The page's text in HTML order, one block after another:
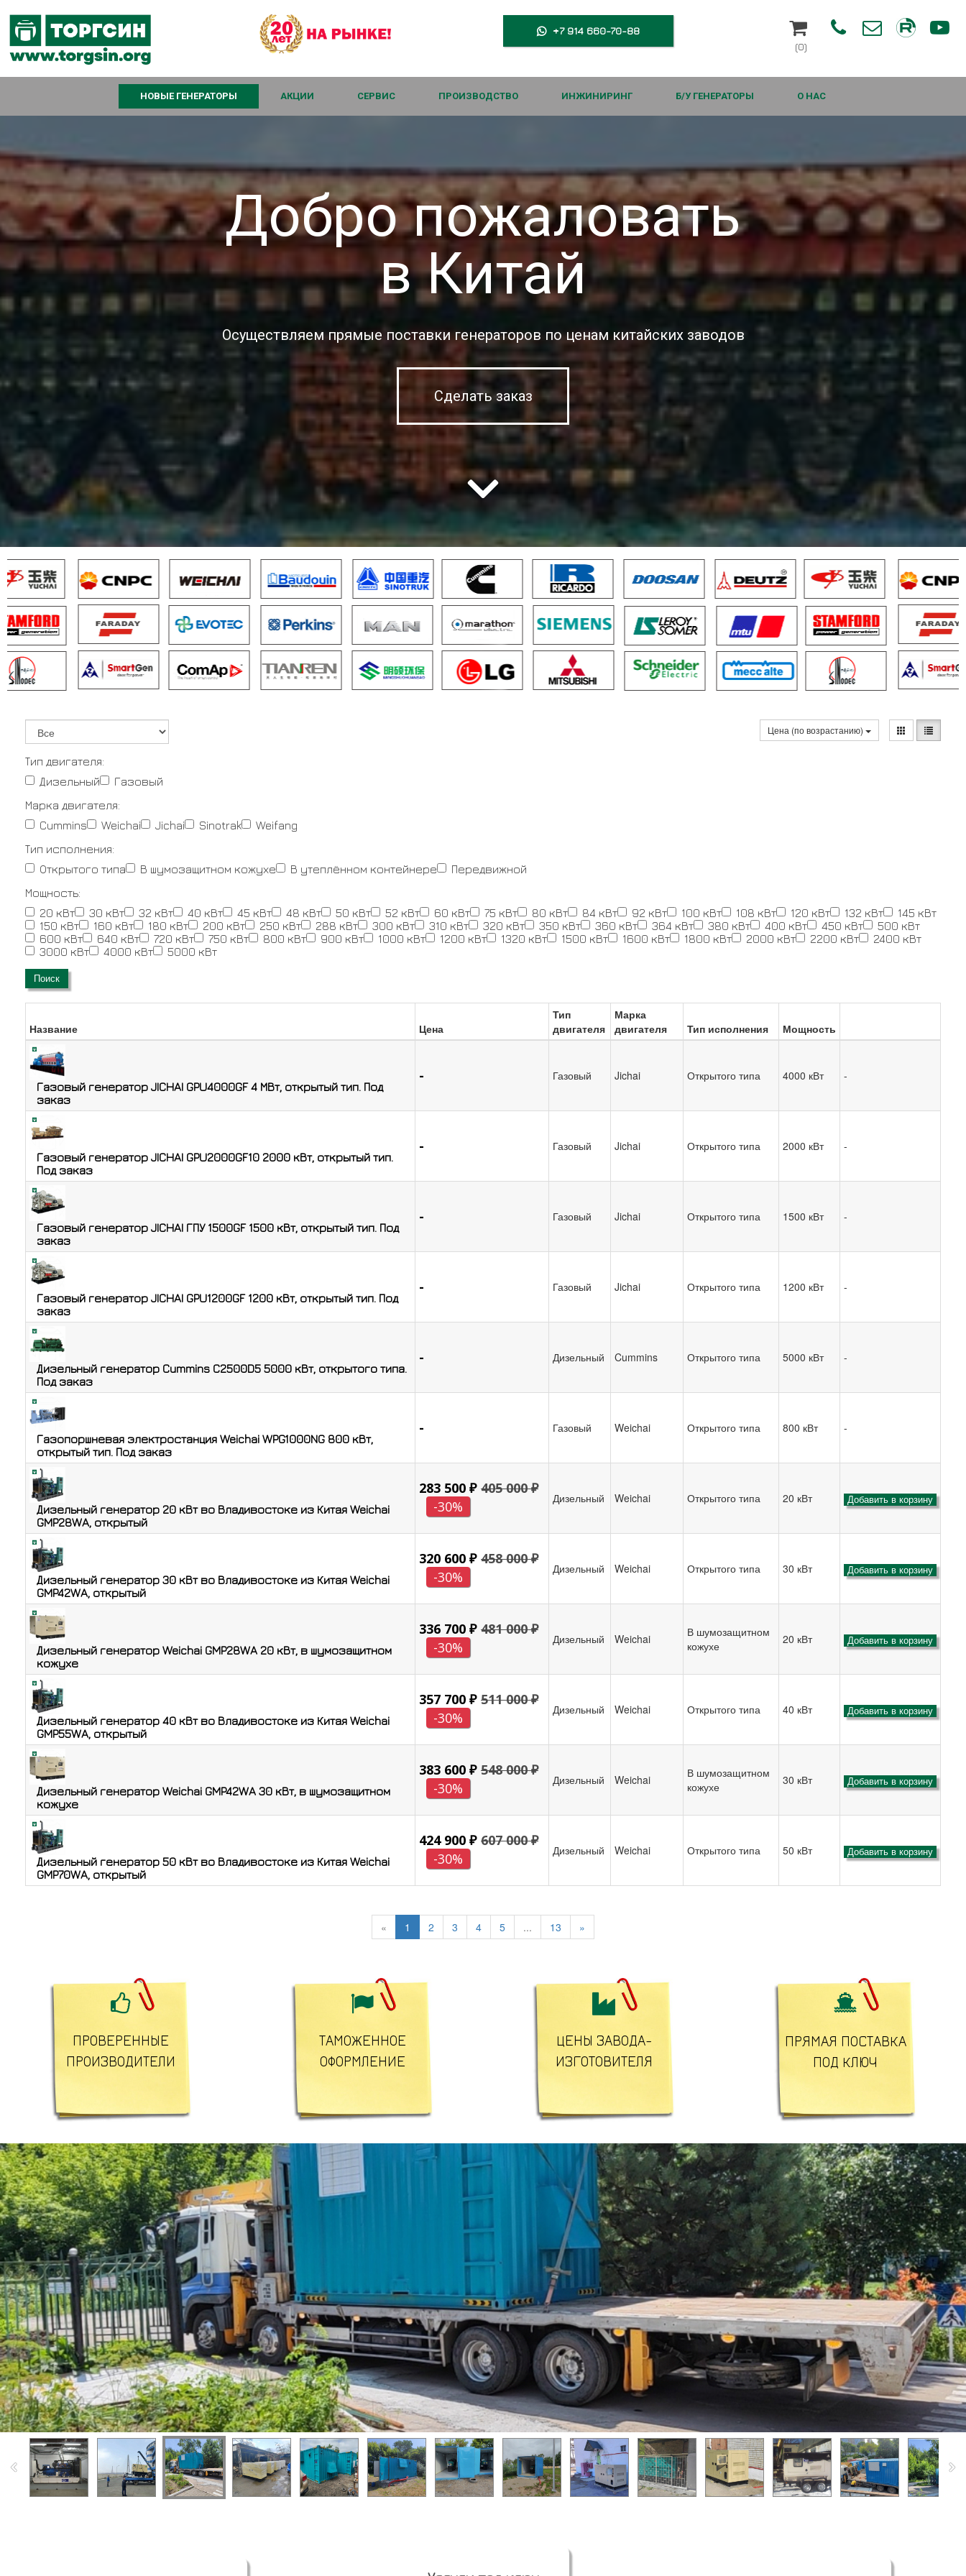
 +7 914 660-70-88 
(0)
  
НОВЫЕ ГЕНЕРАТОРЫ АКЦИИ СЕРВИС ПРОИЗВОДСТВО ИНЖИНИРИНГ Б/У ГЕНЕРАТОРЫ О НАС
Добро пожаловать
в Китай
Осуществляем прямые поставки генераторов по ценам китайских заводов
Сделать заказ
Цена (по возрастанию)
Тип двигателя:
Дизельный
Газовый
Марка двигателя:
Cummins
Weichai Jichai Sinotrak
Weifang
Тип исполнения:
Открытого типа
В шумозащитном кожухе В утеплённом контейнере
Передвижной
Мощность:
20 кВт
30 кВт 32 кВт 40 кВт 45 кВт 48 кВт 50 кВт 52 кВт 60 кВт 75 кВт 80 кВт 84 кВт 92 кВт 100 кВт 108 кВт 120 кВт 132 кВт
145 кВт
150 кВт
160 кВт 180 кВт 200 кВт 250 кВт 288 кВт 300 кВт 310 кВт 320 кВт 350 кВт 360 кВт 364 кВт 380 кВт 400 кВт 450 кВт
500 кВт
600 кВт
640 кВт 720 кВт 750 кВт 800 кВт 900 кВт 1000 кВт 1200 кВт 1320 кВт 1500 кВт 1600 кВт 1800 кВт 2000 кВт 2200 кВт
2400 кВт
3000 кВт
4000 кВт 5000 кВт
Поиск
Название Цена
Тип
двигателя
Марка
двигателя
Тип исполнения Мощность
Газовый генератор JICHAI GPU4000GF 4 МВт, открытый тип. Под
заказ
- Газовый Jichai Открытого типа 4000 кВт -
Газовый генератор JICHAI GPU2000GF10 2000 кВт, открытый тип.
Под заказ
- Газовый Jichai Открытого типа 2000 кВт -
Газовый генератор JICHAI ГПУ 1500GF 1500 кВт, открытый тип. Под
заказ
- Газовый Jichai Открытого типа 1500 кВт -
Газовый генератор JICHAI GPU1200GF 1200 кВт, открытый тип. Под
заказ
- Газовый Jichai Открытого типа 1200 кВт -
Дизельный генератор Cummins C2500D5 5000 кВт, открытого типа.
Под заказ
- Дизельный Cummins Открытого типа 5000 кВт -
Газопоршневая электростанция Weichai WPG1000NG 800 кВт,
открытый тип. Под заказ
- Газовый Weichai Открытого типа 800 кВт -
Дизельный генератор 20 кВт во Владивостоке из Китая Weichai
GMP28WA, открытый
283 500 ₽ 405 000 ₽
-30%
Дизельный Weichai Открытого типа 20 кВт Добавить в корзину
Дизельный генератор 30 кВт во Владивостоке из Китая Weichai
GMP42WA, открытый
320 600 ₽ 458 000 ₽
-30%
Дизельный Weichai Открытого типа 30 кВт Добавить в корзину
Дизельный генератор Weichai GMP28WA 20 кВт, в шумозащитном
кожухе
336 700 ₽ 481 000 ₽
-30%
Дизельный Weichai
В шумозащитном
кожухе
20 кВт Добавить в корзину
Дизельный генератор 40 кВт во Владивостоке из Китая Weichai
GMP55WA, открытый
357 700 ₽ 511 000 ₽
-30%
Дизельный Weichai Открытого типа 40 кВт Добавить в корзину
Дизельный генератор Weichai GMP42WA 30 кВт, в шумозащитном
кожухе
383 600 ₽ 548 000 ₽
-30%
Дизельный Weichai
В шумозащитном
кожухе
30 кВт Добавить в корзину
Дизельный генератор 50 кВт во Владивостоке из Китая Weichai
GMP70WA, открытый
424 900 ₽ 607 000 ₽
-30%
Дизельный Weichai Открытого типа 50 кВт Добавить в корзину
« 1 2 3 4 5 ... 13 »

ПРОВЕРЕННЫЕ
ПРОИЗВОДИТЕЛИ

ТАМОЖЕННОЕ
ОФОРМЛЕНИЕ

ЦЕНЫ ЗАВОДА-
ИЗГОТОВИТЕЛЯ

ПРЯМАЯ ПОСТАВКА
ПОД КЛЮЧ